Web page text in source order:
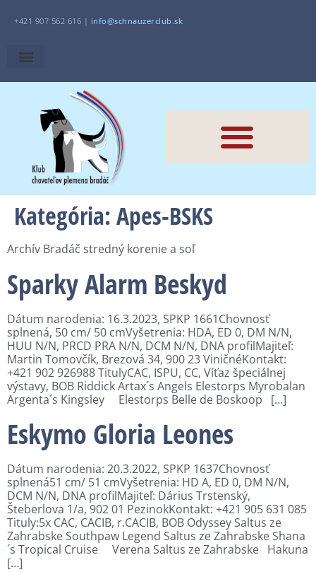
+421 907 562 616 | info@schnauzerclub.sk
Kategória:Apes-BSKS
Archív Bradáč stredný korenie a soľ
Sparky Alarm Beskyd
Dátum narodenia: 16.3.2023, SPKP 1661Chovnosť
splnená, 50 cm/ 50 cmVyšetrenia: HDA, ED 0, DM N/N,
HUU N/N, PRCD PRA N/N, DCM N/N, DNA profilMajiteľ:
Martin Tomovčík, Brezová 34, 900 23 ViničnéKontakt:
+421 902 926988 TitulyCAC, ISPU, CC, Víťaz špeciálnej
výstavy, BOB Riddick Artax´s Angels Elestorps Myrobalan
Argenta´s Kingsley Elestorps Belle de Boskoop […]
Eskymo Gloria Leones
Dátum narodenia: 20.3.2022, SPKP 1637Chovnosť
splnená51 cm/ 51 cmVyšetrenia: HD A, ED 0, DM N/N,
DCM N/N, DNA profilMajiteľ: Dárius Trstenský,
Šteberlova 1/a, 902 01 PezinokKontakt: +421 905 631 085
Tituly:5x CAC, CACIB, r.CACIB, BOB Odyssey Saltus ze
Zahrabske Southpaw Legend Saltus ze Zahrabske Shana
´s Tropical Cruise Verena Saltus ze Zahrabske Hakuna
[…]